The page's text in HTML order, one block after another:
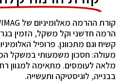
קשיח וגם מתכוונן. פרופיל
מעולה: חסכון משמעותי במשקל
מלאה לעומסים. מתאימה למגוון
בבנייה, לוגיסטיקה ותעשייה.